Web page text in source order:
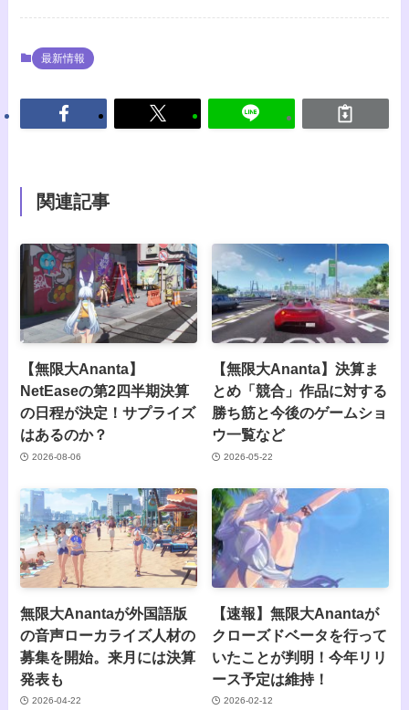
最新情報
関連記事
【無限大Ananta】
NetEaseの第2四半期決算
の日程が決定！サプライズ
はあるのか？
2026-08-06
【無限大Ananta】決算ま
とめ「競合」作品に対する
勝ち筋と今後のゲームショ
ウ一覧など
2026-05-22
無限大Anantaが外国語版
の音声ローカライズ人材の
募集を開始。来月には決算
発表も
2026-04-22
【速報】無限大Anantaが
クローズドベータを行って
いたことが判明！今年リリ
ース予定は維持！
2026-02-12